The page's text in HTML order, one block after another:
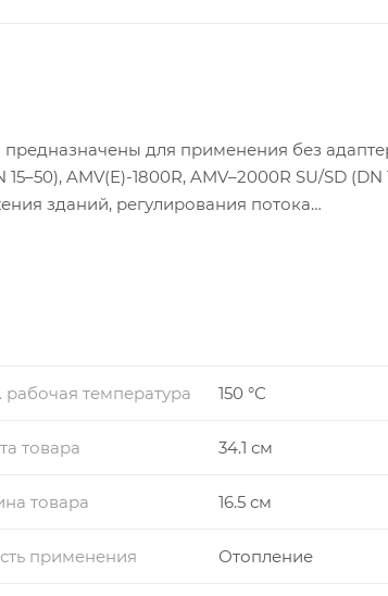
для применения без
AMV(E)-1800R, AMV–2000R SU/SD (DN
зданий, регулирования потока
рабочая температура 150 °С
товара 34.1 см
товара 16.5 см
применения Отопление